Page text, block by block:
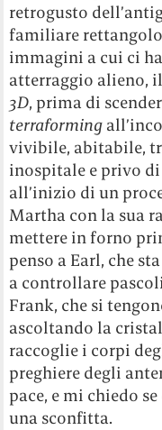
retrogusto
familiare
immagini a cui ci
atterraggio alieno,
3D, prima di
terraforming
vivibile, abitabile,
inospitale e privo
all’inizio di un
Martha con la sua
mettere in forno
penso a Earl, che
a controllare
Frank, che si
ascoltando la
raccoglie i corpi
preghiere degli
pace, e mi chiedo
una sconfitta.